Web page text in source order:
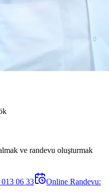
ve randevu oluşturmak
06 33
Online Randevu: